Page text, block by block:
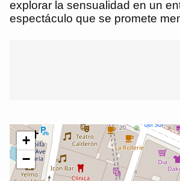
explorar la sensualidad en un
espectáculo que se promete